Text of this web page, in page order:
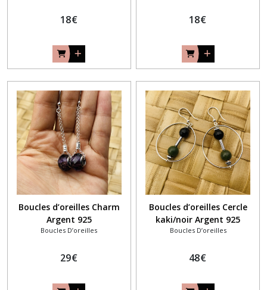
18€ 18€
Boucles d’oreilles Charm
Argent 925
Boucles D’oreilles
29€
Boucles d’oreilles Cercle
kaki/noir Argent 925
Boucles D’oreilles
48€